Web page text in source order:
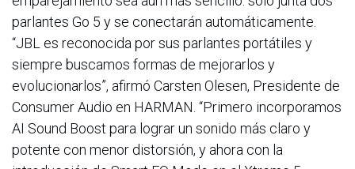
parlantes Go 5 y se conectarán automáticamente.
“JBL es reconocida por sus parlantes portátiles y
siempre buscamos formas de mejorarlos y
evolucionarlos”, afirmó Carsten Olesen, Presidente de
Consumer Audio en HARMAN. “Primero incorporamos
AI Sound Boost para lograr un sonido más claro y
potente con menor distorsión, y ahora con la